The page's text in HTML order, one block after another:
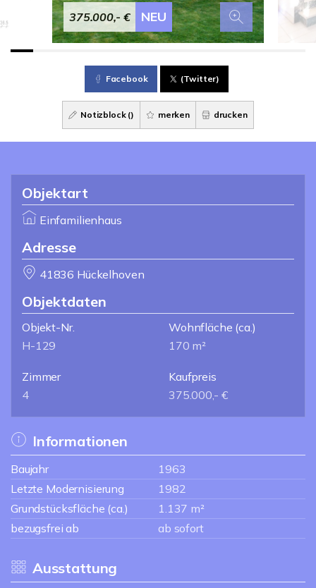
375.000,- € NEU
Facebook (Twitter)
Notizblock () merken drucken
Objektart
Einfamilienhaus
Adresse
41836 Hückelhoven
Objektdaten
Objekt-Nr.
H-129
Wohnfläche (ca.)
170 m²
Zimmer
4
Kaufpreis
375.000,- €
Informationen
Baujahr
1963
Letzte Modernisierung
1982
Grundstücksfläche (ca.)
1.137 m²
bezugsfrei ab
ab sofort
Ausstattung